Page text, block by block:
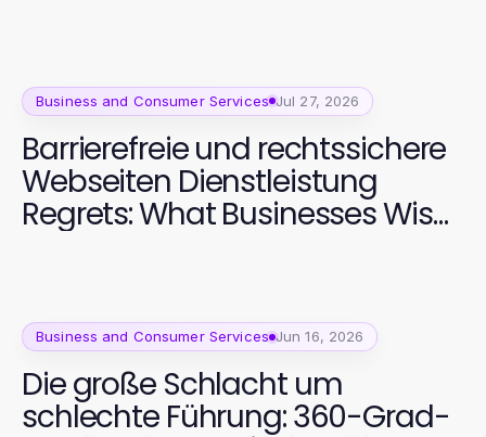
Business and Consumer Services Jul 27, 2026
Barrierefreie und rechtssichere
Webseiten Dienstleistung
Regrets: What Businesses Wish
Business and Consumer Services Jun 16, 2026
Die große Schlacht um
schlechte Führung: 360-Grad-